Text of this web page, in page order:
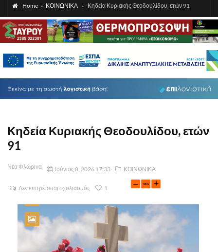
Home » ΚΟΙΝΩΝΙΚΑ » Κηδεία Κυριακής Θεοδουλίδου, ετών 91
Κηδεία Κυριακής Θεοδουλίδου, ετών
91
Νέα Φλώρινα Ιούνιος 8, 2026 17:33 ΚΟΙΝΩΝΙΚΑ
Δεν επιτρέπεται σχολιασμός 1